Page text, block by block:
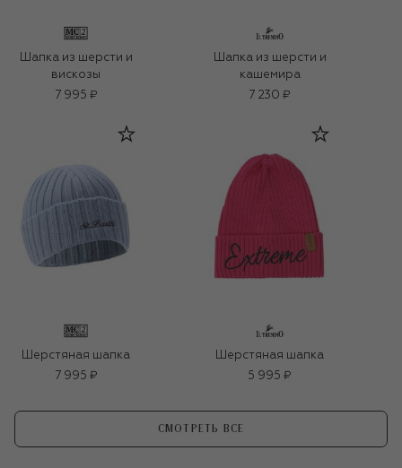
Шапка из шерсти и
вискозы
7 995 ₽
Шапка из шерсти и
кашемира
7 230 ₽
Шерстяная шапка
7 995 ₽
Шерстяная шапка
5 995 ₽
СМОТРЕТЬ ВСЕ